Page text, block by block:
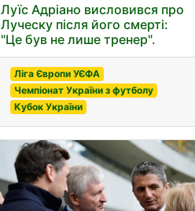
Луїс Адріано висловився про
Луческу після його смерті:
"Це був не лише тренер".
Ліга Європи УЄФА
Чемпіонат України з футболу
Кубок України